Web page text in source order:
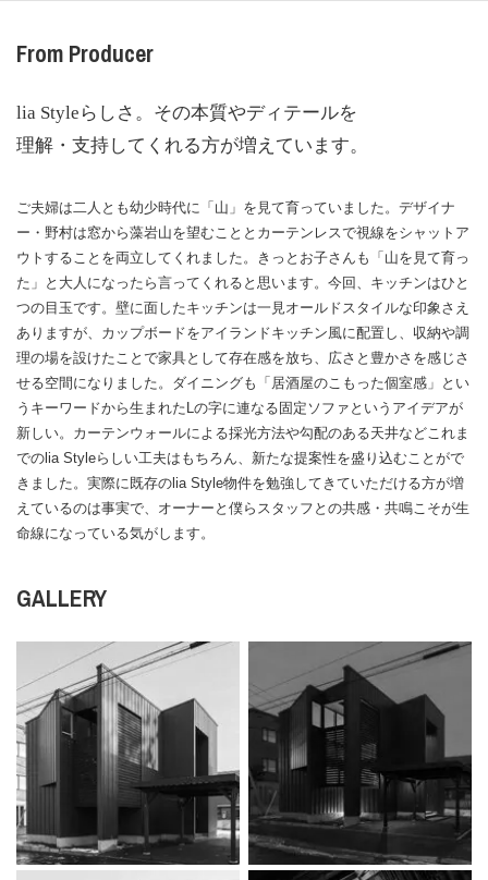
From Producer
lia Styleらしさ。その本質やディテールを
理解・支持してくれる方が増えています。
ご夫婦は二人とも幼少時代に「山」を見て育っていました。デザイナ
ー・野村は窓から藻岩山を望むこととカーテンレスで視線をシャットア
ウトすることを両立してくれました。きっとお子さんも「山を見て育っ
た」と大人になったら言ってくれると思います。今回、キッチンはひと
つの目玉です。壁に面したキッチンは一見オールドスタイルな印象さえ
ありますが、カップボードをアイランドキッチン風に配置し、収納や調
理の場を設けたことで家具として存在感を放ち、広さと豊かさを感じさ
せる空間になりました。ダイニングも「居酒屋のこもった個室感」とい
うキーワードから生まれたLの字に連なる固定ソファというアイデアが
新しい。カーテンウォールによる採光方法や勾配のある天井などこれま
でのlia Styleらしい工夫はもちろん、新たな提案性を盛り込むことがで
きました。実際に既存のlia Style物件を勉強してきていただける方が増
えているのは事実で、オーナーと僕らスタッフとの共感・共鳴こそが生
命線になっている気がします。
GALLERY